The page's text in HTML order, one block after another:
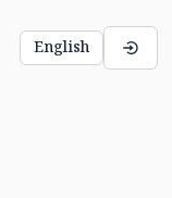
English